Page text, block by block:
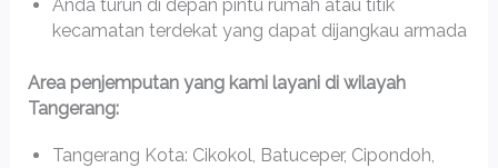
Anda turun di depan pintu rumah atau titik
kecamatan terdekat yang dapat dijangkau armada
Area penjemputan yang kami layani di wilayah
Tangerang:
Tangerang Kota: Cikokol, Batuceper, Cipondoh,